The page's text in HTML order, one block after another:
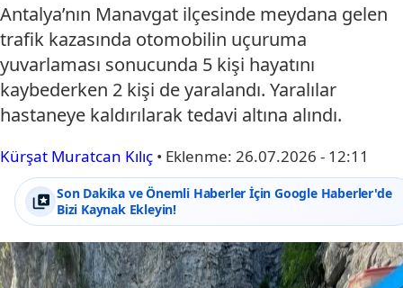
Antalya’nın Manavgat ilçesinde meydana gelen
trafik kazasında otomobilin uçuruma
yuvarlaması sonucunda 5 kişi hayatını
kaybederken 2 kişi de yaralandı. Yaralılar
hastaneye kaldırılarak tedavi altına alındı.
Kürşat Muratcan Kılıç • Eklenme: 26.07.2026 - 12:11
Son Dakika ve Önemli Haberler İçin Google Haberler'de
Bizi Kaynak Ekleyin!